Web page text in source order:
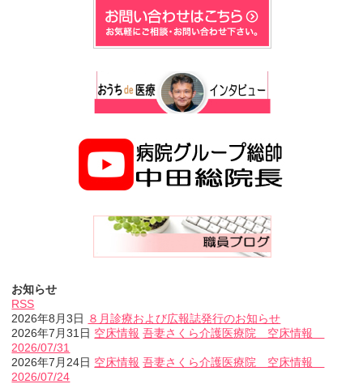
お知らせ
RSS
2026年8月3日 ８月診療および広報誌発行のお知らせ
2026年7月31日 空床情報 吾妻さくら介護医療院 空床情報
2026/07/31
2026年7月24日 空床情報 吾妻さくら介護医療院 空床情報
2026/07/24